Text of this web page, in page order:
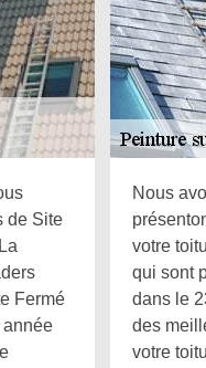
de Site
Fermé
année
Nous
votre
qui sont
dans le
des
votre